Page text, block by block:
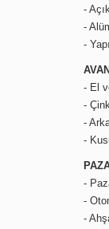
-
-
-
- El
-
-
-
-
-
-